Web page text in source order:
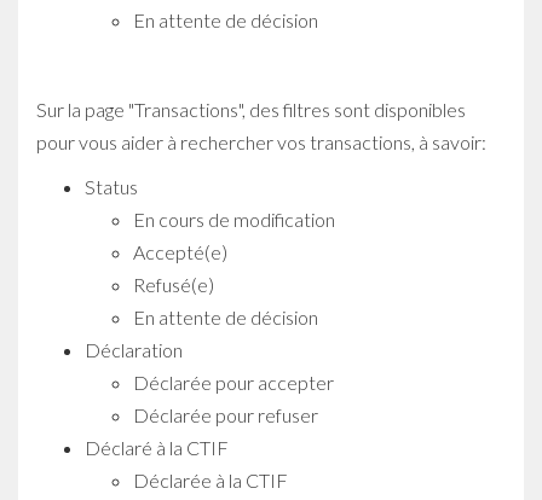
En attente de décision
Sur la page "Transactions", des filtres sont disponibles
pour vous aider à rechercher vos transactions, à savoir:
Status
En cours de modification
Accepté(e)
Refusé(e)
En attente de décision
Déclaration
Déclarée pour accepter
Déclarée pour refuser
Déclaré à la CTIF
Déclarée à la CTIF